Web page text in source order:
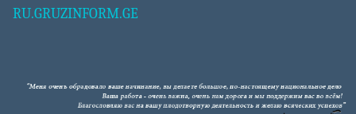
RU.GRUZINFORM.GE